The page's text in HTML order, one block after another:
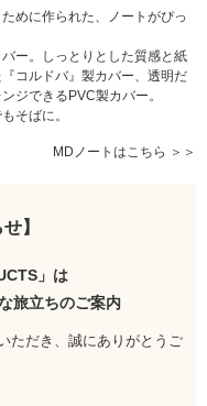
めに作られた、ノートがぴっ
ー。しっとりとした質感と紙
コルドバ』製カバー、透明だ
ジできるPVC製カバー。
そばに。
MDノートはこちら ＞＞
】
」は
旅立ちのご案内
ただき、誠にありがとうご